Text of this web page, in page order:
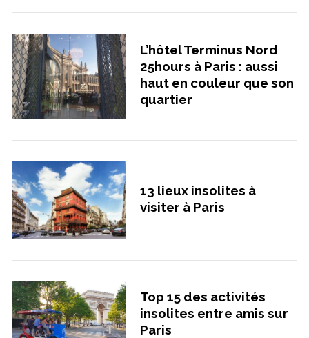
L’hôtel Terminus Nord
25hours à Paris : aussi
haut en couleur que son
quartier
13 lieux insolites à
visiter à Paris
Top 15 des activités
insolites entre amis sur
Paris